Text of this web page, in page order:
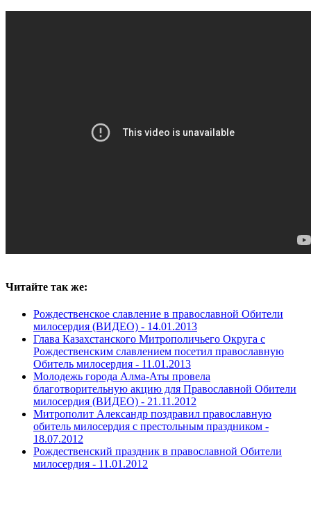
Читайте так же:
Рождественское славление в православной Обители
милосердия (ВИДЕО) - 14.01.2013
Глава Казахстанского Митрополичьего Округа с
Рождественским славлением посетил православную
Обитель милосердия - 11.01.2013
Молодежь города Алма-Аты провела
благотворительную акцию для Православной Обители
милосердия (ВИДЕО) - 21.11.2012
Митрополит Александр поздравил православную
обитель милосердия с престольным праздником -
18.07.2012
Рождественский праздник в православной Обители
милосердия - 11.01.2012